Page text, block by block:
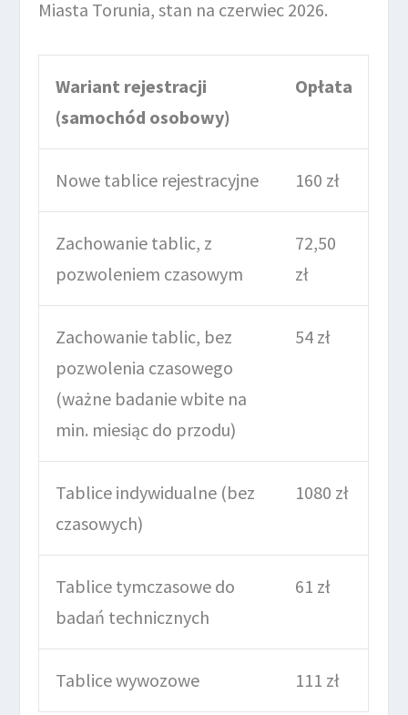
Miasta Torunia, stan na czerwiec 2026.
Wariant rejestracji
(samochód osobowy)
Opłata
Nowe tablice rejestracyjne 160 zł
Zachowanie tablic, z
pozwoleniem czasowym
72,50
zł
Zachowanie tablic, bez
pozwolenia czasowego
(ważne badanie wbite na
min. miesiąc do przodu)
54 zł
Tablice indywidualne (bez
czasowych)
1080 zł
Tablice tymczasowe do
badań technicznych
61 zł
Tablice wywozowe 111 zł